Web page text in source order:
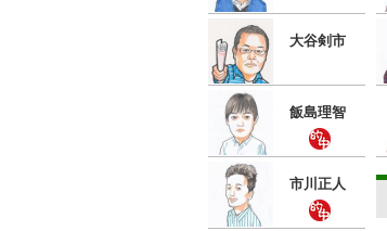
大谷剣市
飯島理智
市川正人